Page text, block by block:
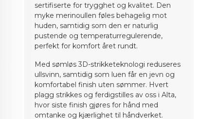
sertifiserte for trygghet og kvalitet. Den
myke merinoullen føles behagelig mot
huden, samtidig som den er naturlig
pustende og temperaturregulerende,
perfekt for komfort året rundt.
Med sømløs 3D-strikketeknologi reduseres
ullsvinn, samtidig som luen får en jevn og
komfortabel finish uten sømmer. Hvert
plagg strikkes og ferdigstilles av oss i Alta,
hvor siste finish gjøres for hånd med
omtanke og kjærlighet til håndverket.